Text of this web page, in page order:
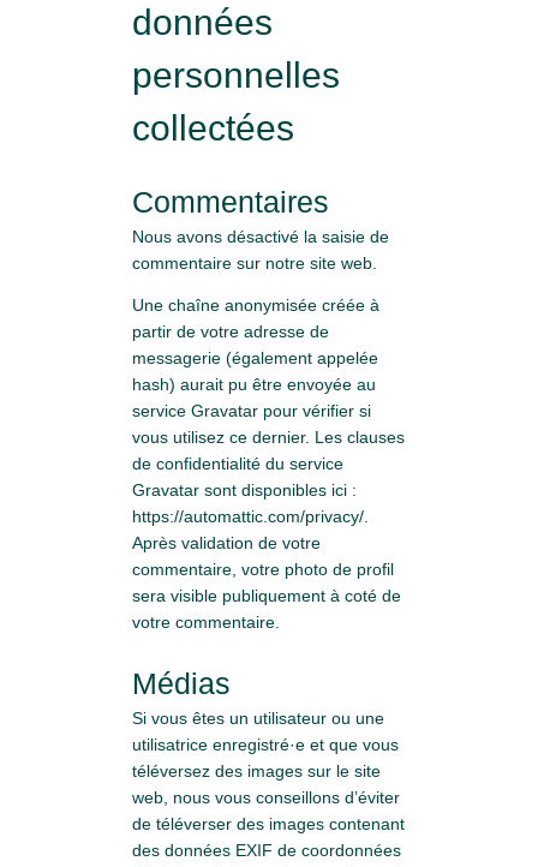
données
personnelles
collectées
Commentaires
Nous avons désactivé la saisie de
commentaire sur notre site web.
Une chaîne anonymisée créée à
partir de votre adresse de
messagerie (également appelée
hash) aurait pu être envoyée au
service Gravatar pour vérifier si
vous utilisez ce dernier. Les clauses
de confidentialité du service
Gravatar sont disponibles ici :
https://automattic.com/privacy/.
Après validation de votre
commentaire, votre photo de profil
sera visible publiquement à coté de
votre commentaire.
Médias
Si vous êtes un utilisateur ou une
utilisatrice enregistré·e et que vous
téléversez des images sur le site
web, nous vous conseillons d’éviter
de téléverser des images contenant
des données EXIF de coordonnées